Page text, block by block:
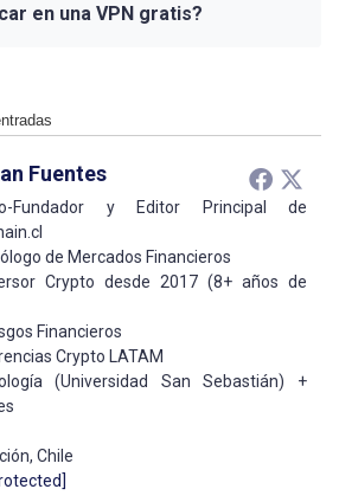
en una VPN gratis?
Fuentes
Fundador y Editor Principal de
de Mercados Financieros
Crypto desde 2017 (8+ años de
Financieros
Crypto LATAM
(Universidad San Sebastián) +
Chile